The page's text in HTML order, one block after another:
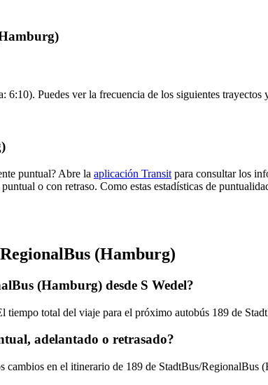
Puedes ver la frecuencia de los siguientes
puntual? Abre la aplicación Transit para consultar los
o con retraso. Como estas estadísticas de
(Hamburg)
(Hamburg) desde S Wedel?
total del viaje para el próximo autobús 189 de
adelantado o retrasado?
cambios en el itinerario de 189 de StadtBus/RegionalBus